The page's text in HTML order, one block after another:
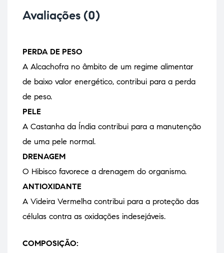
Avaliações (0)
PERDA DE PESO
A Alcachofra no âmbito de um regime alimentar
de baixo valor energético, contribui para a perda
de peso.
PELE
A Castanha da Índia contribui para a manutenção
de uma pele normal.
DRENAGEM
O Hibisco favorece a drenagem do organismo.
ANTIOXIDANTE
A Videira Vermelha contribui para a proteção das
células contra as oxidações indesejáveis.
COMPOSIÇÃO: